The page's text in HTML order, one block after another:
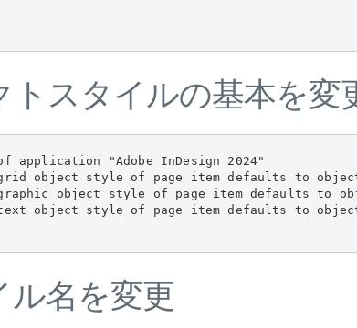
トスタイルの基本を変
application "Adobe InDesign 2024"
object style of page item defaults to object
object style of page item defaults to
object style of page item defaults to object
ル名を変更